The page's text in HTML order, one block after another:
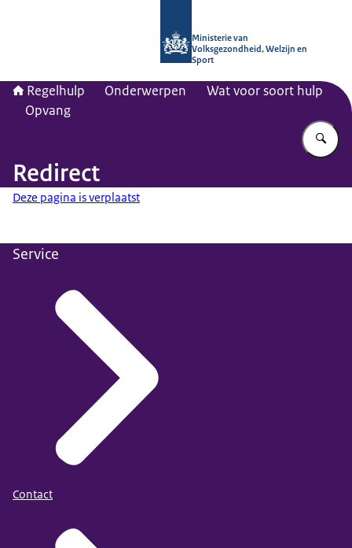
Ministerie van
Volksgezondheid, Welzijn en
Sport
Regelhulp Onderwerpen
Wat voor soort hulp
Opvang
Redirect
Deze pagina is verplaatst
Service
Contact